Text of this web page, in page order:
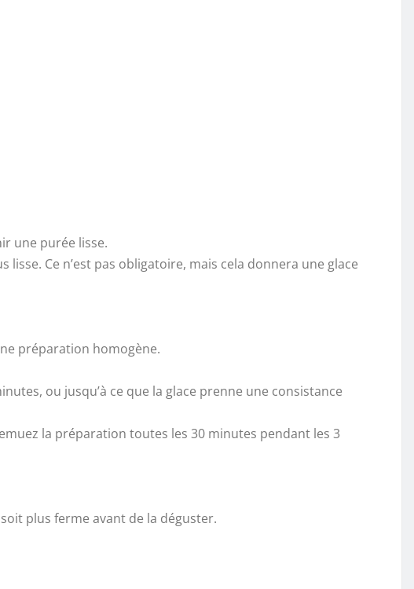
une purée lisse.
Ce n’est pas obligatoire, mais cela donnera une glace
préparation homogène.
ou jusqu’à ce que la glace prenne une consistance
la préparation toutes les 30 minutes pendant les 3
plus ferme avant de la déguster.